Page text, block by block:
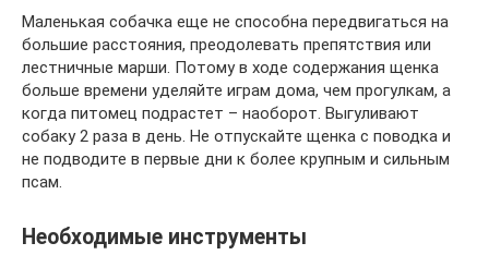
Маленькая собачка еще не способна передвигаться на
большие расстояния, преодолевать препятствия или
лестничные марши. Потому в ходе содержания щенка
больше времени уделяйте играм дома, чем прогулкам, а
когда питомец подрастет – наоборот. Выгуливают
собаку 2 раза в день. Не отпускайте щенка с поводка и
не подводите в первые дни к более крупным и сильным
псам.
Необходимые инструменты